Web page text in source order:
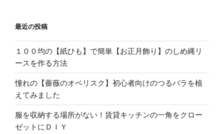
最近の投稿
１００均の【紙ひも】で簡単【お正月飾り】のしめ縄リ
ースを作る方法
憧れの【薔薇のオベリスク】初心者向けのつるバラを植
えてみました
服を収納する場所がない！賃貸キッチンの一角をクロー
ゼットにＤＩＹ